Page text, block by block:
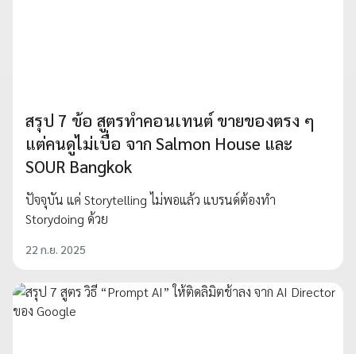
สรุป 7 ข้อ สูตรทำคอนเทนต์ ขายของตรง ๆ
แต่คนดูไม่เบื่อ จาก Salmon House และ
SOUR Bangkok
ปัจจุบัน แค่ Storytelling ไม่พอแล้ว แบรนด์ต้องทำ
Storydoing ด้วย
22 ก.ย. 2025